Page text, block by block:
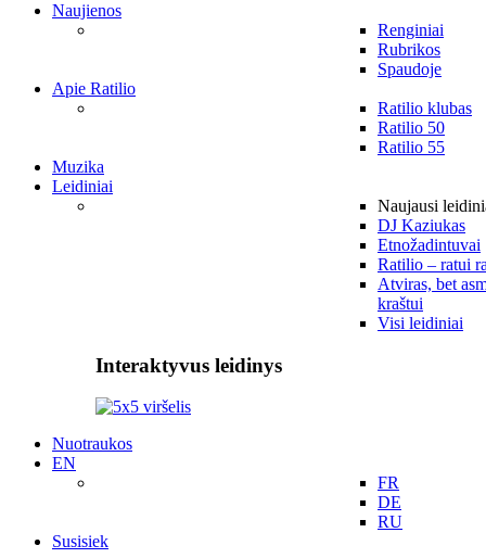
Naujienos
Renginiai
Rubrikos
Spaudoje
Apie Ratilio
Ratilio klubas
Ratilio 50
Ratilio 55
Muzika
Leidiniai
Naujausi
DJ Kaziukas
Etnožadintuvai
Ratilio – ratui
Atviras, bet
kraštui
Visi leidiniai
Interaktyvus leidinys
Nuotraukos
EN
FR
DE
RU
Susisiek